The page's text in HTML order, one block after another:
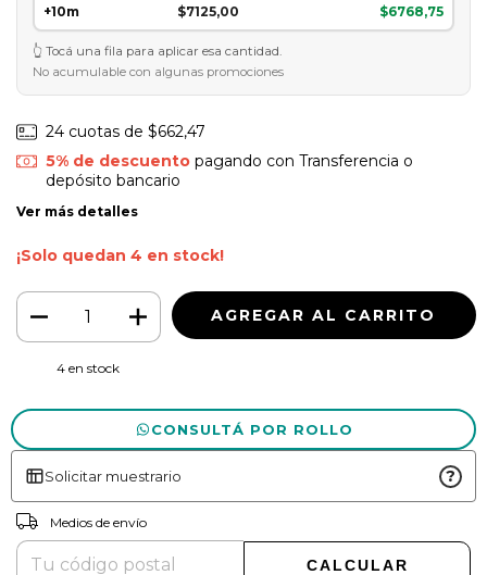
+10m $7125,00 $6768,75
Tocá una fila para aplicar esa cantidad.
No acumulable con algunas promociones
24 cuotas de $662,47
5% de descuentopagando con Transferencia o
depósito bancario
Ver más detalles
¡Solo quedan 4 en stock!
4 en stock
CONSULTÁ POR ROLLO
Solicitar muestrario ?
Entregas para el CP:
Medios de envío
CALCULAR